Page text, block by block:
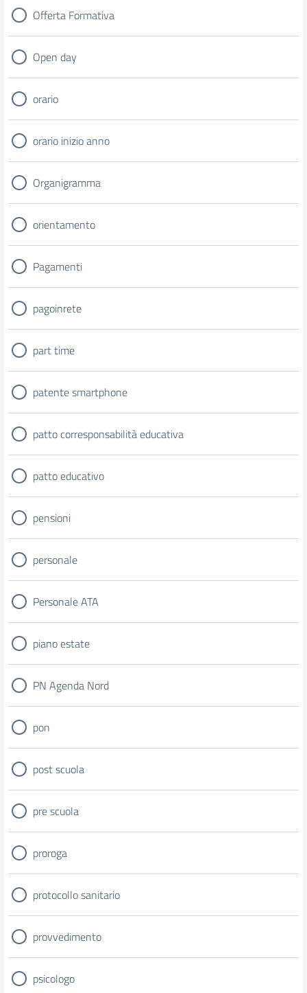
Offerta Formativa
Open day
orario
orario inizio anno
Organigramma
orientamento
Pagamenti
pagoinrete
part time
patente smartphone
patto corresponsabilità educativa
patto educativo
pensioni
personale
Personale ATA
piano estate
PN Agenda Nord
pon
post scuola
pre scuola
proroga
protocollo sanitario
provvedimento
psicologo